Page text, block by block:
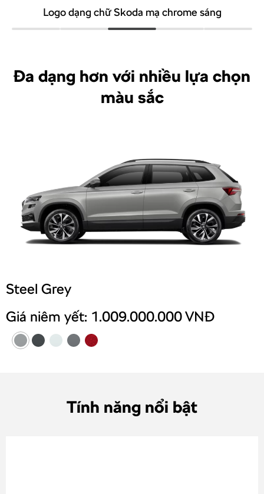
Logo dạng chữ Skoda mạ chrome sáng
Đa dạng hơn với nhiều lựa chọn
màu sắc
Steel Grey
Giá niêm yết: 1.009.000.000 VNĐ
Tính năng nổi bật